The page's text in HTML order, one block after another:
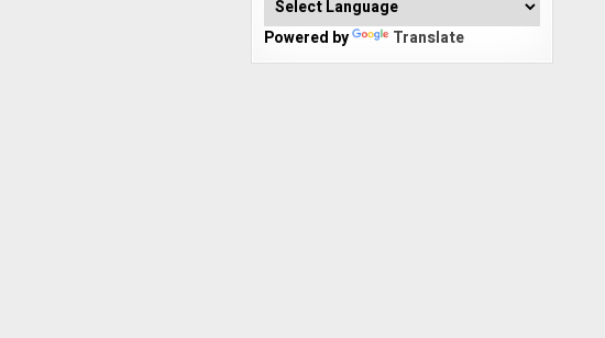
Powered by Translate